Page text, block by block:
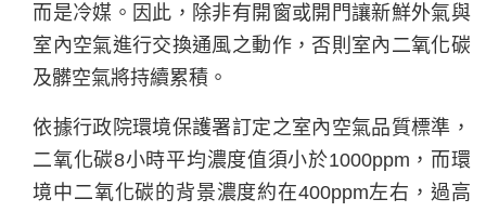
而是冷媒。因此，除非有開窗或開門讓新鮮外氣與
室內空氣進行交換通風之動作，否則室內二氧化碳
及髒空氣將持續累積。
依據行政院環境保護署訂定之室內空氣品質標準，
二氧化碳8小時平均濃度值須小於1000ppm，而環
境中二氧化碳的背景濃度約在400ppm左右，過高